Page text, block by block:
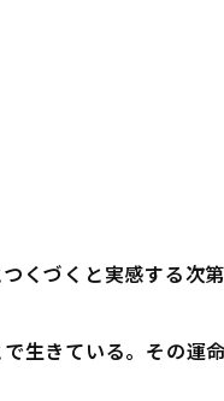
くづくと実感する次第
生きている。その運